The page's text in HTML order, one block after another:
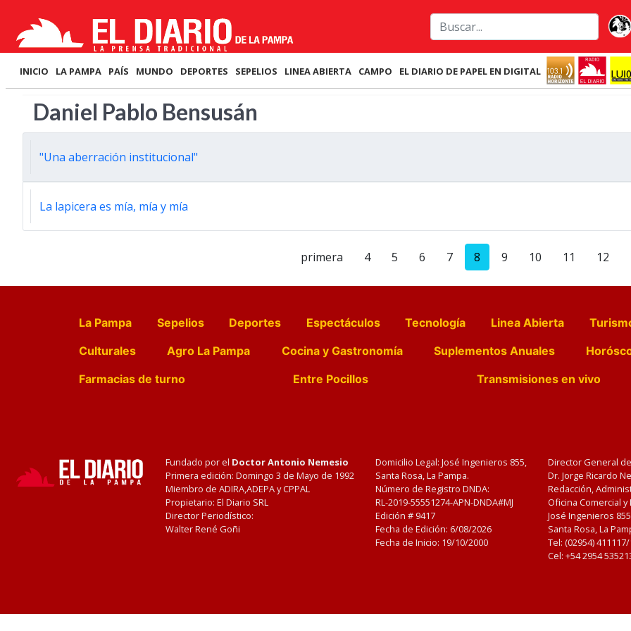
INICIO LA PAMPA PAÍS MUNDO DEPORTES SEPELIOS LINEA ABIERTA CAMPO EL DIARIO DE PAPEL EN DIGITAL
Daniel Pablo Bensusán
"Una aberración institucional"
La lapicera es mía, mía y mía
primera 4 5 6 7 8 9 10 11 12
La Pampa Sepelios Deportes Espectáculos Tecnología Linea Abierta
Culturales
Agro La Pampa Cocina y Gastronomía Suplementos Anuales
Farmacias de turno
Entre Pocillos Transmisiones en vivo
Fundado por el Doctor Antonio Nemesio
Primera edición: Domingo 3 de Mayo de 1992
Miembro de ADIRA,ADEPA y CPPAL
Propietario: El Diario SRL
Director Periodístico:
Walter René Goñi
Domicilio Legal: José Ingenieros 855,
Santa Rosa, La Pampa.
Número de Registro DNDA:
RL-2019-55551274-APN-DNDA#MJ
Edición # 9417
Fecha de Edición: 6/08/2026
Fecha de Inicio: 19/10/2000
Director General
Dr. Jorge Ricardo
Redacción,
Oficina Comercial
José Ingenieros
Santa Rosa, La
Tel: (02954)
Cel: +54 2954